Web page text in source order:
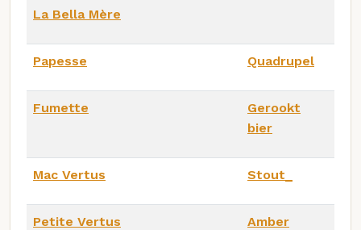
La Bella Mère
Papesse Quadrupel
Fumette
Gerookt
bier
Mac Vertus Stout_
Petite Vertus
Amber